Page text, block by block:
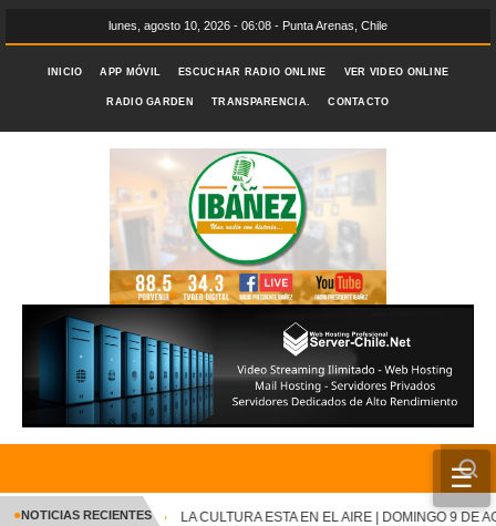
lunes, agosto 10, 2026 - 06:08 - Punta Arenas, Chile
INICIO APP MÓVIL ESCUCHAR RADIO ONLINE VER VIDEO ONLINE
RADIO GARDEN TRANSPARENCIA. CONTACTO
☰
INICIO
●NOTICIAS RECIENTES LA CULTURA ESTA EN EL AIRE | DOMINGO 9 DE